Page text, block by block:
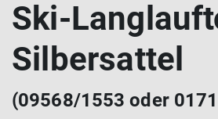
Ski-
Silbersattel
(09568/1553 oder